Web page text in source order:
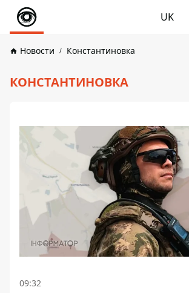
UK
Новости Константиновка
КОНСТАНТИНОВКА
09:32